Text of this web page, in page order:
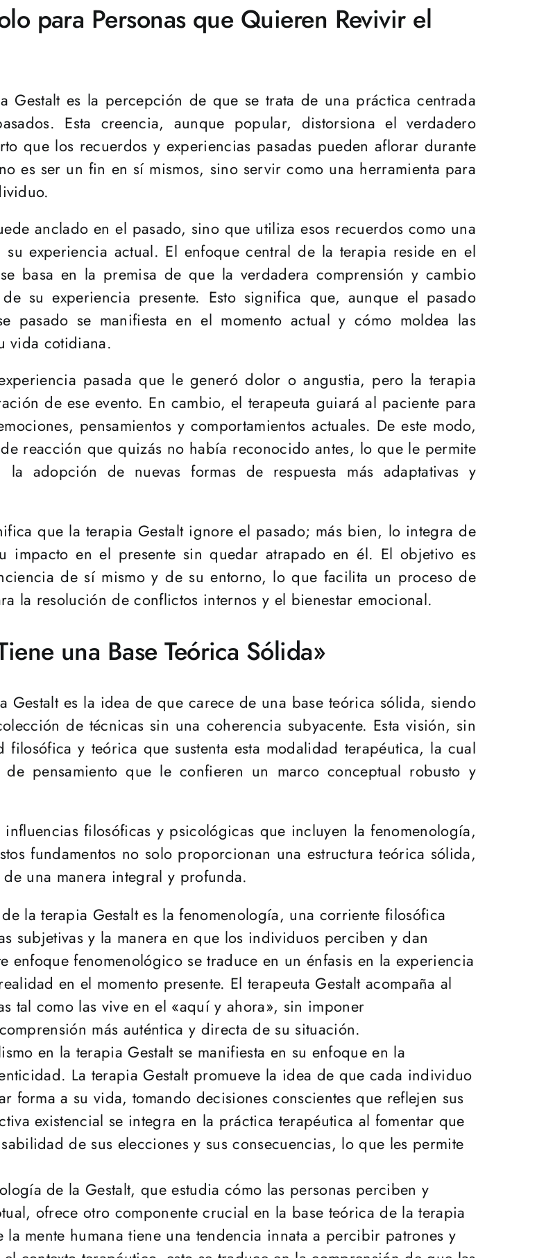
para Personas que Quieren Revivir el
Gestalt es la percepción de que se trata de una práctica centrada
Esta creencia, aunque popular, distorsiona el verdadero
que los recuerdos y experiencias pasadas pueden aflorar durante
es ser un fin en sí mismos, sino servir como una herramienta para
anclado en el pasado, sino que utiliza esos recuerdos como una
experiencia actual. El enfoque central de la terapia reside en el
basa en la premisa de que la verdadera comprensión y cambio
su experiencia presente. Esto significa que, aunque el pasado
pasado se manifiesta en el momento actual y cómo moldea las
vida cotidiana.
pasada que le generó dolor o angustia, pero la terapia
de ese evento. En cambio, el terapeuta guiará al paciente para
pensamientos y comportamientos actuales. De este modo,
reacción que quizás no había reconocido antes, lo que le permite
adopción de nuevas formas de respuesta más adaptativas y
que la terapia Gestalt ignore el pasado; más bien, lo integra de
impacto en el presente sin quedar atrapado en él. El objetivo es
de sí mismo y de su entorno, lo que facilita un proceso de
la resolución de conflictos internos y el bienestar emocional.
una Base Teórica Sólida»
Gestalt es la idea de que carece de una base teórica sólida, siendo
de técnicas sin una coherencia subyacente. Esta visión, sin
y teórica que sustenta esta modalidad terapéutica, la cual
pensamiento que le confieren un marco conceptual robusto y
filosóficas y psicológicas que incluyen la fenomenología,
fundamentos no solo proporcionan una estructura teórica sólida,
una manera integral y profunda.
la terapia Gestalt es la fenomenología, una corriente filosófica
subjetivas y la manera en que los individuos perciben y dan
enfoque fenomenológico se traduce en un énfasis en la experiencia
en el momento presente. El terapeuta Gestalt acompaña al
tal como las vive en el «aquí y ahora», sin imponer
más auténtica y directa de su situación.
en la terapia Gestalt se manifiesta en su enfoque en la
La terapia Gestalt promueve la idea de que cada individuo
forma a su vida, tomando decisiones conscientes que reflejen sus
existencial se integra en la práctica terapéutica al fomentar que
de sus elecciones y sus consecuencias, lo que les permite
de la Gestalt, que estudia cómo las personas perciben y
ofrece otro componente crucial en la base teórica de la terapia
mente humana tiene una tendencia innata a percibir patrones y